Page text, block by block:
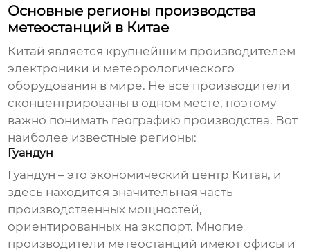
Основные регионы производства
метеостанций в Китае
Китай является крупнейшим производителем
электроники и метеорологического
оборудования в мире. Не все производители
сконцентрированы в одном месте, поэтому
важно понимать географию производства. Вот
наиболее известные регионы:
Гуандун
Гуандун – это экономический центр Китая, и
здесь находится значительная часть
производственных мощностей,
ориентированных на экспорт. Многие
производители метеостанций имеют офисы и